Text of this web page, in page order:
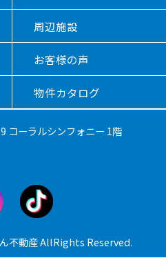
周辺施設
お客様の声
物件カタログ
コーラルシンフォニー 1階
不動産 AllRights Reserved.